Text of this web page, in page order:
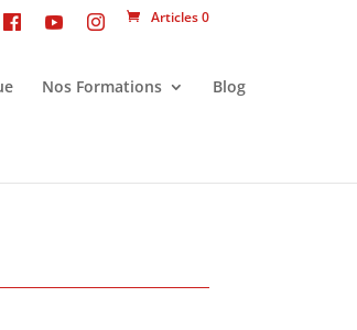
Articles 0
Nos Formations Blog